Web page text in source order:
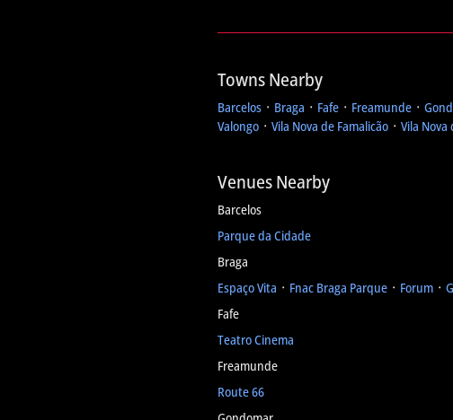
Towns Nearby
Barcelos ᛫ Braga ᛫ Fafe ᛫ Freamunde ᛫
Valongo ᛫ Vila Nova de Famalicão ᛫ Vila Nova
Venues Nearby
Barcelos
Parque da Cidade
Braga
Espaço Vita ᛫ Fnac Braga Parque ᛫ Forum ᛫
Fafe
Teatro Cinema
Freamunde
Route 66